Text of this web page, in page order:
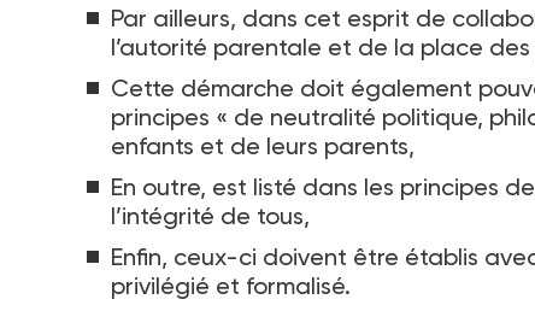
Par ailleurs, dans cet esprit de
l’autorité parentale et de la place des
Cette démarche doit également
principes « de neutralité politique,
enfants et de leurs parents,
En outre, est listé dans les principes
l’intégrité de tous,
Enfin, ceux-ci doivent être établis
privilégié et formalisé.